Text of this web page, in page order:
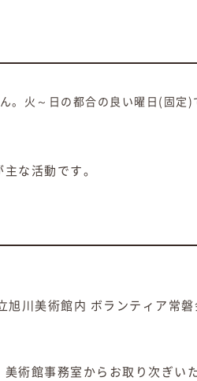
。火～日の都合の良い曜日(固定)
な活動です。
旭川美術館内 ボランティア常
術館事務室からお取り次ぎいた